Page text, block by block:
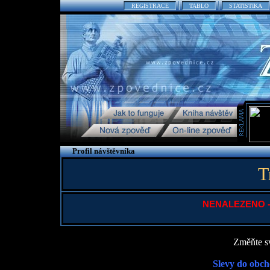
REGISTRACE TABLO STATISTIKA
Profil návštěvníka
NENALEZENO
Změňte
Slevy do